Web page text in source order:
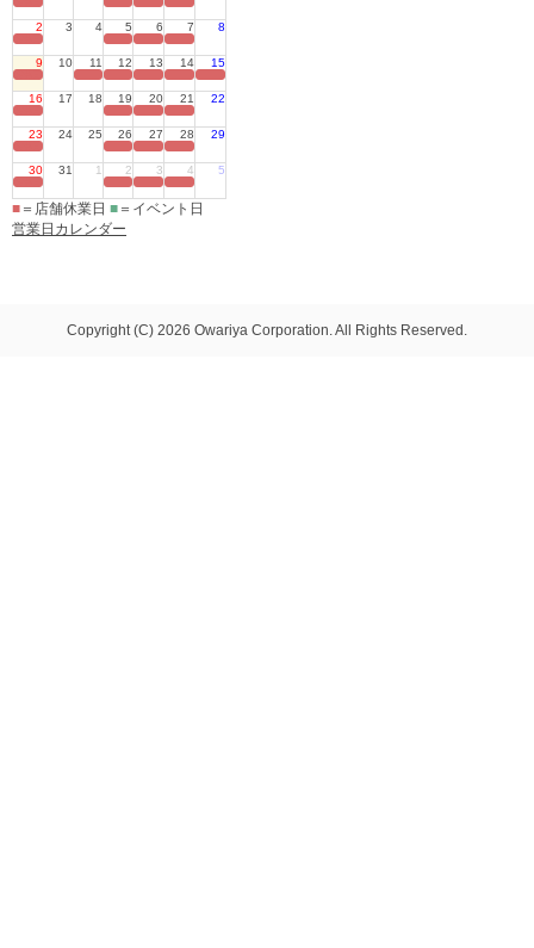
2 3 4 5 6 7 8
9 10 11 12 13 14 15
16 17 18 19 20 21 22
23 24 25 26 27 28 29
30 31 1 2 3 4 5
■ ＝店舗休業日 ■ ＝イベント日
営業日カレンダー
Copyright (C) 2026 Owariya Corporation. All Rights Reserved.